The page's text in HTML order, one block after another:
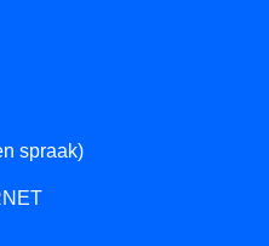
spraak)